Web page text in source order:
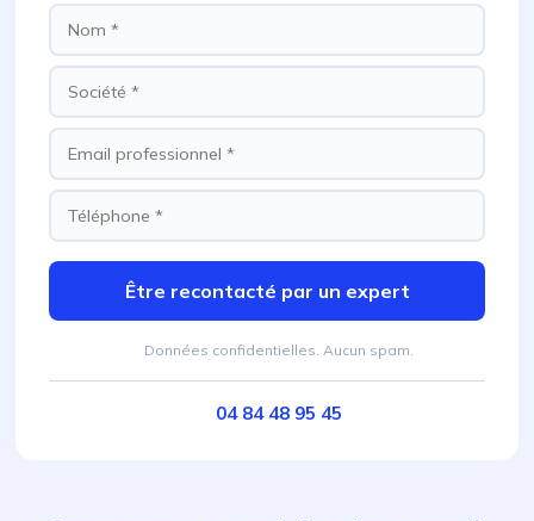
Être recontacté par un expert
Données confidentielles. Aucun spam.
04 84 48 95 45